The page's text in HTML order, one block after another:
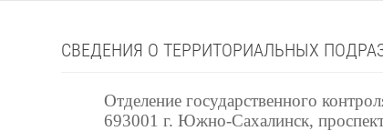
СВЕДЕНИЯ О ТЕРРИТОРИАЛЬНЫХ
Отделение государственного
693001 г. Южно-Сахалинск,